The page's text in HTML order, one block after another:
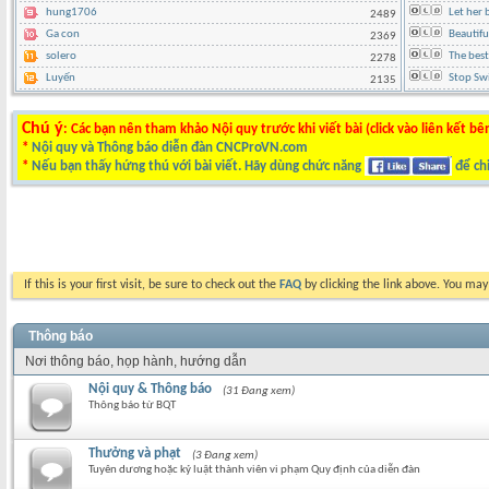
2489
hung1706
2369
Ga con
2278
solero
2135
Luyến
Let her
The
Stop
Chú ý: Các bạn nên tham khảo Nội quy trước khi viết bài (click vào liên kết
* Nội quy và Thông báo diễn đàn CNCProVN.com
* Nếu bạn thấy hứng thú với bài viết. Hãy dùng chức năng để
If this is your first visit, be sure to check out the FAQ by clicking the link above. You
Thông báo
Nơi thông báo, họp hành, hướng dẫn
Nội quy & Thông báo
(31 Đang xem)
Thông báo từ BQT
Thưởng và phạt
(3 Đang xem)
Tuyên dương hoặc kỷ luật thành viên vi phạm Quy định của diễn đàn